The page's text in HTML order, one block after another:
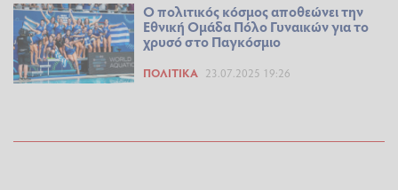
Ο πολιτικός κόσμος αποθεώνει την
Εθνική Ομάδα Πόλο Γυναικών για το
χρυσό στο Παγκόσμιο
ΠΟΛΙΤΙΚΆ 23.07.2025 19:26